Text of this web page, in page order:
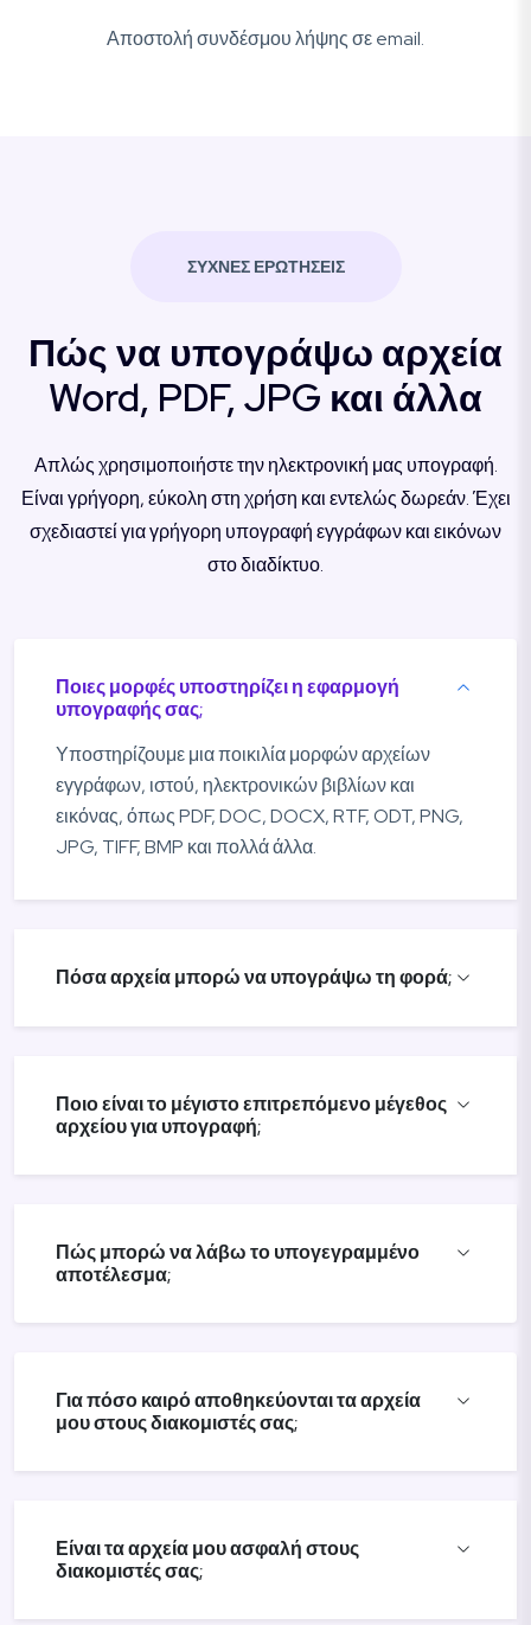
Αποστολή συνδέσμου λήψης σε email.
ΣΥΧΝΈΣ ΕΡΩΤΉΣΕΙΣ
Πώς να υπογράψω αρχεία
Word, PDF, JPG και άλλα
Απλώς χρησιμοποιήστε την ηλεκτρονική μας υπογραφή.
Είναι γρήγορη, εύκολη στη χρήση και εντελώς δωρεάν. Έχει
σχεδιαστεί για γρήγορη υπογραφή εγγράφων και εικόνων
στο διαδίκτυο.
Ποιες μορφές υποστηρίζει η εφαρμογή
υπογραφής σας;
Υποστηρίζουμε μια ποικιλία μορφών αρχείων
εγγράφων, ιστού, ηλεκτρονικών βιβλίων και
εικόνας, όπως PDF, DOC, DOCX, RTF, ODT, PNG,
JPG, TIFF, BMP και πολλά άλλα.
Πόσα αρχεία μπορώ να υπογράψω τη φορά;
Ποιο είναι το μέγιστο επιτρεπόμενο μέγεθος
αρχείου για υπογραφή;
Πώς μπορώ να λάβω το υπογεγραμμένο
αποτέλεσμα;
Για πόσο καιρό αποθηκεύονται τα αρχεία
μου στους διακομιστές σας;
Είναι τα αρχεία μου ασφαλή στους
διακομιστές σας;